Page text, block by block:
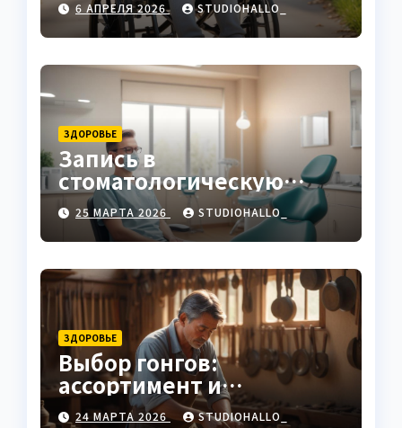
6 АПРЕЛЯ 2026 STUDIOHALLO_
ЗДОРОВЬЕ
Запись в
стоматологическую
клинику
25 МАРТА 2026 STUDIOHALLO_
ЗДОРОВЬЕ
Выбор гонгов:
ассортимент и
характеристики
24 МАРТА 2026 STUDIOHALLO_